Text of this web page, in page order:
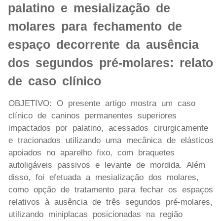
palatino e mesialização de
molares para fechamento de
espaço decorrente da ausência
dos segundos pré-molares: relato
de caso clínico
OBJETIVO: O presente artigo mostra um caso
clínico de caninos permanentes superiores
impactados por palatino, acessados cirurgicamente
e tracionados utilizando uma mecânica de elásticos
apoiados no aparelho fixo, com braquetes
autoligáveis passivos e levante de mordida. Além
disso, foi efetuada a mesialização dos molares,
como opção de tratamento para fechar os espaços
relativos à ausência de três segundos pré-molares,
utilizando miniplacas posicionadas na região